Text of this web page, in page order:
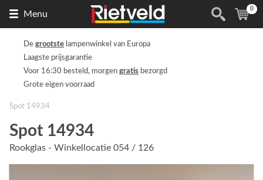
Menu
de
(
0
De grootste lampenwinkel van Europa
Laagste prijsgarantie
Voor 16:30 besteld, morgen gratis bezorgd
Grote eigen voorraad
Spot 14934
Spot 14934
Rookglas - Winkellocatie 054 / 126